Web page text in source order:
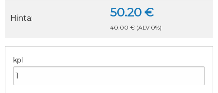
Hinta: 50.20 €
40.00 € (ALV 0%)
kpl